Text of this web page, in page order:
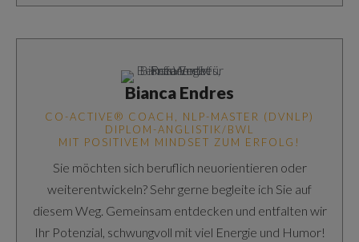
Bianca Endres
CO-ACTIVE® COACH, NLP-MASTER (DVNLP)
DIPLOM-ANGLISTIK/BWL
MIT POSITIVEM MINDSET ZUM ERFOLG!
Sie möchten sich beruflich neuorientieren oder
weiterentwickeln? Sehr gerne begleite ich Sie auf
diesem Weg. Gemeinsam entdecken und entfalten wir
Ihr Potenzial, schwungvoll mit viel Energie und Humor!